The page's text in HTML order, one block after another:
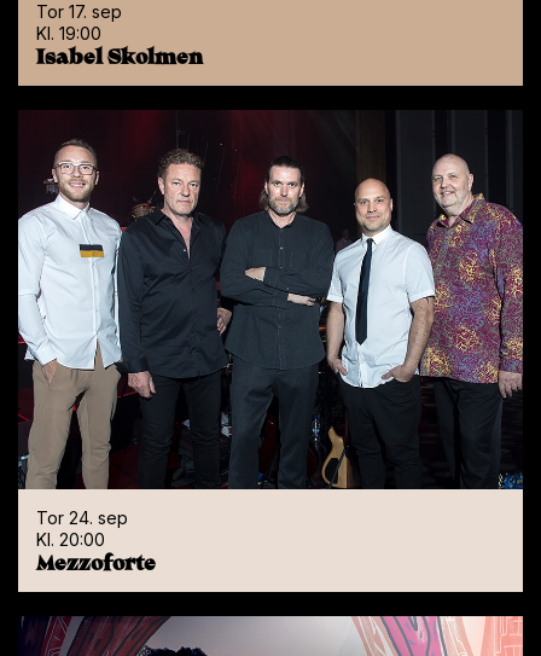
Tor 17. sep
Kl. 19:00
Isabel Skolmen
Tor 17. sep
Kl. 19:00
Isabel Skolmen
Tor 24. sep
Kl. 20:00
Mezzoforte